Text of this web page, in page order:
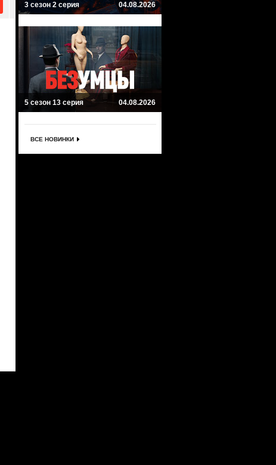
3 сезон 2 серия 04.08.2026
5 сезон 13 серия 04.08.2026
ВСЕ НОВИНКИ